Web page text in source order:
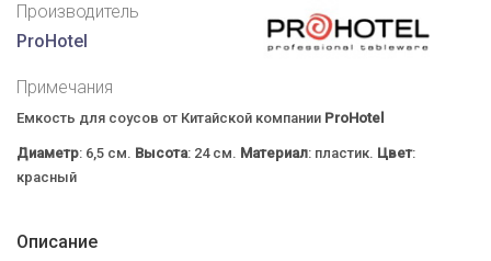
Производитель
ProHotel
Примечания
Емкость для соусов от Китайской компании ProHotel
Диаметр: 6,5 см. Высота: 24 см. Материал: пластик. Цвет:
красный
Описание